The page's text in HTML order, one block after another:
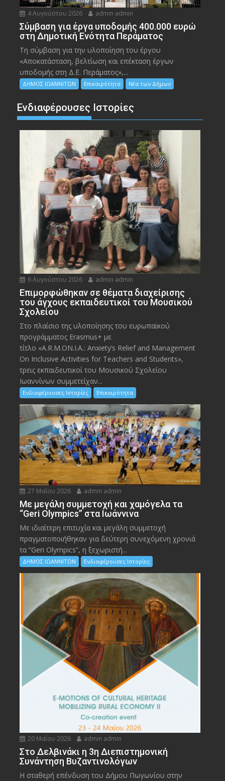
4 Αυγούστου 2026 admin admin
Σύμβαση για έργα υποδομής 400.000 ευρώ
στη Δημοτική Ενότητα Περάματος
Τη σύμβαση για την υλοποίηση του έργου
«Αποκατάσταση, βελτίωση και επέκταση έργων
υποδομής στη Δ.Ε. Περάματος»,...
ΔΗΜΟΣ ΙΩΑΝΝΙΤΩΝ Επικαιρότητα Νέα των Δήμων
Ενδιαφέρουσες Ιστορίες
6 Αυγούστου 2026 admin admin
Eπιμορφώθηκαν σε θέματα διαχείρισης
του άγχους εκπαιδευτικοί του Μουσικού
Σχολείου
Στο πλαίσιο της υλοποίησης του ευρωπαϊκού
προγράμματος Erasmus+ με
τίτλο «A.R.M.ON.I.A.: Anxiety’s Relief and Management
On Inclusive Activities for Teachers and Students»,
τρεις εκπαιδευτικοί του Μουσικού Σχολείου
Ιωαννίνων συμμετείχαν...
Ενδιαφέρουσες Ιστορίες Επικαιρότητα
27 Μαΐου 2026 admin admin
Με μεγάλη συμμετοχή και χαμόγελα τα
“Geri Olympics” στα Ιωάννινα
Με ιδιαίτερη επιτυχία και μεγάλη συμμετοχή
πραγματοποιήθηκαν για δεύτερη συνεχόμενη χρονιά
τα “Geri Olympics”, η ξεχωριστή...
ΔΗΜΟΣ ΙΩΑΝΝΙΤΩΝ Ενδιαφέρουσες Ιστορίες
20 Μαΐου 2026 admin admin
Στο Δελβινάκι η 3η Διεπιστημονική
Συνάντηση Βυζαντινολόγων
Η σταθερή επένδυση του Δήμου Πωγωνίου στην